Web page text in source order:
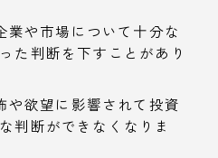
業や市場について十分な
た判断を下すことがあり
や欲望に影響されて投資
判断ができなくなりま